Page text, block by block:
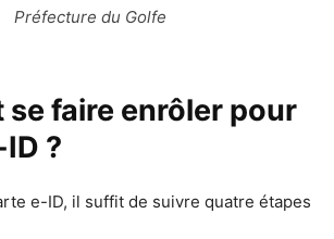
Préfecture du Golfe
se faire enrôler pour
?
e-ID, il suffit de suivre quatre étapes